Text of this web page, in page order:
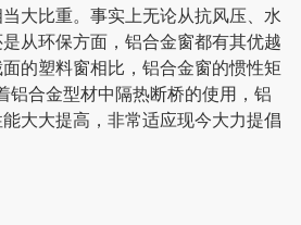
大比重。事实上无论从抗风压、水
从环保方面，铝合金窗都有其优越
的塑料窗相比，铝合金窗的惯性矩
铝合金型材中隔热断桥的使用，铝
大大提高，非常适应现今大力提倡